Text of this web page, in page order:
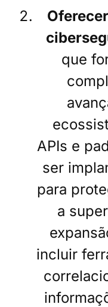
que
APIs e
ser
para
a
incluir